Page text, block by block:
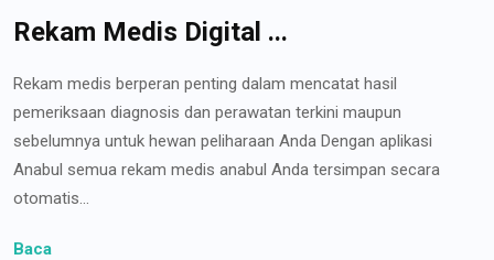
Rekam Medis Digital ...
Rekam medis berperan penting dalam mencatat hasil
pemeriksaan diagnosis dan perawatan terkini maupun
sebelumnya untuk hewan peliharaan Anda Dengan aplikasi
Anabul semua rekam medis anabul Anda tersimpan secara
otomatis...
Baca